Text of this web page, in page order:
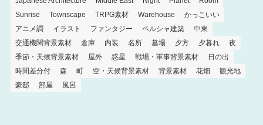
Sunrise
Townscape TRPG素材 Warehouse
かっこいい
アニメ調
イラスト ファンタジー ペルシャ建築
中東
交通機関背景素材
倉庫 内装 名所 墓場 夕方 夕暮れ
夜
季節・天候背景素材
屋外 惑星 戦場・軍事背景素材
日の出
時間差分付
森 町 空・天候背景素材 背景素材 花畑
観光地
豪邸
部屋 風呂